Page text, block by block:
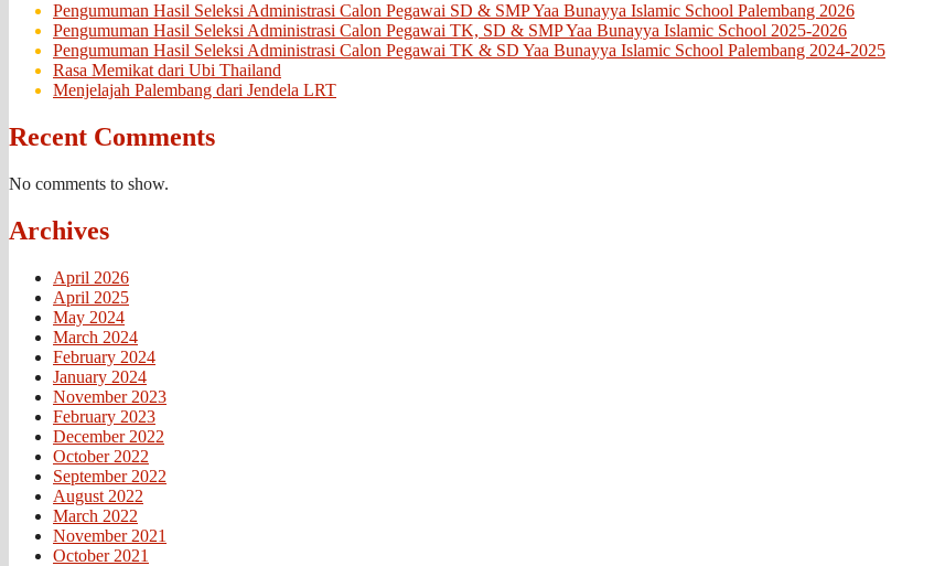
Pengumuman Hasil Seleksi Administrasi Calon Pegawai SD & SMP Yaa Bunayya Islamic School Palembang 2026
Pengumuman Hasil Seleksi Administrasi Calon Pegawai TK, SD & SMP Yaa Bunayya Islamic School 2025-2026
Pengumuman Hasil Seleksi Administrasi Calon Pegawai TK & SD Yaa Bunayya Islamic School Palembang 2024-2025
Rasa Memikat dari Ubi Thailand
Menjelajah Palembang dari Jendela LRT
Recent Comments
No comments to show.
Archives
April 2026
April 2025
May 2024
March 2024
February 2024
January 2024
November 2023
February 2023
December 2022
October 2022
September 2022
August 2022
March 2022
November 2021
October 2021